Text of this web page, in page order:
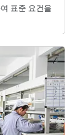
표준 요건을